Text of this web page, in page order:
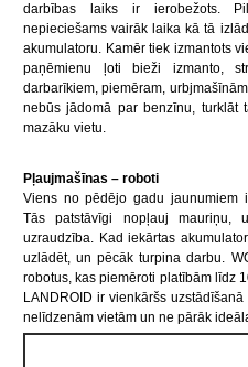
darbības laiks ir ierobežots.
nepieciešams vairāk laika kā tā
akumulatoru. Kamēr tiek izmantots
paņēmienu ļoti bieži izmanto,
darbarīkiem, piemēram,
nebūs jādomā par benzīnu, turklāt
mazāku vietu.
Pļaujmašīnas – roboti
Viens no pēdējo gadu jaunumiem
Tās patstāvīgi nopļauj mauriņu,
uzraudzība. Kad iekārtas
uzlādēt, un pēcāk turpina darbu.
robotus, kas piemēroti platībām līdz
LANDROID ir vienkāršs
nelīdzenām vietām un ne pārāk